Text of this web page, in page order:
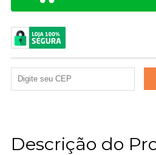
Descrição do